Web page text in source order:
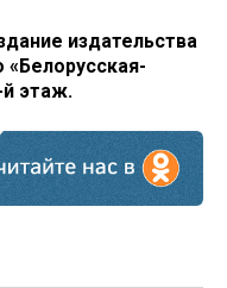
издательства
«Белорусская-
этаж.